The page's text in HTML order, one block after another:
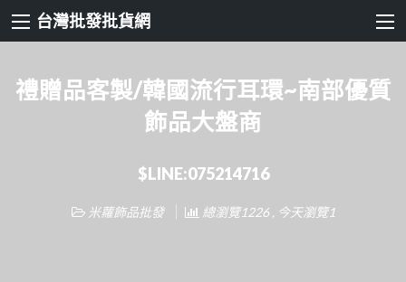
台灣批發批貨網
禮贈品客製/韓國流行耳環~南部優質
飾品大盤商
$LINE:075214716
米蘿飾品批發 總瀏覽1226 , 今天瀏覽1